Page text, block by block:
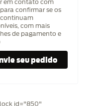
em contato com
confirmar se os
com mais
de pagamento e
id="850"